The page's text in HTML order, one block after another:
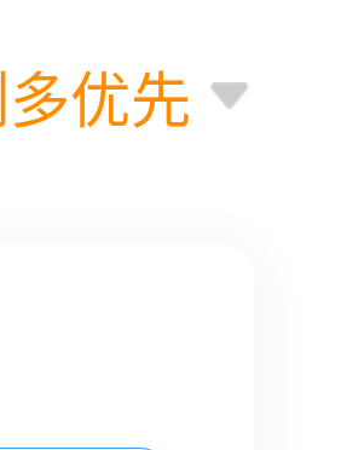
优先